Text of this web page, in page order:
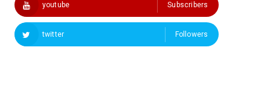
youtube Subscribers
twitter Followers